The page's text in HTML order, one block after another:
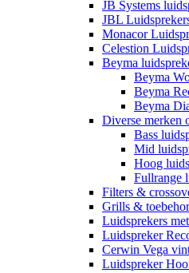
JB Systems
JBL
Monacor
Celestion
Beyma
Beyma
Beyma
Beyma
Diverse merken
Bass
Mid
Hoog
Fullrange
Filters &
Grills &
Luidsprekers
Luidspreker
Cerwin Vega
Luidspreker